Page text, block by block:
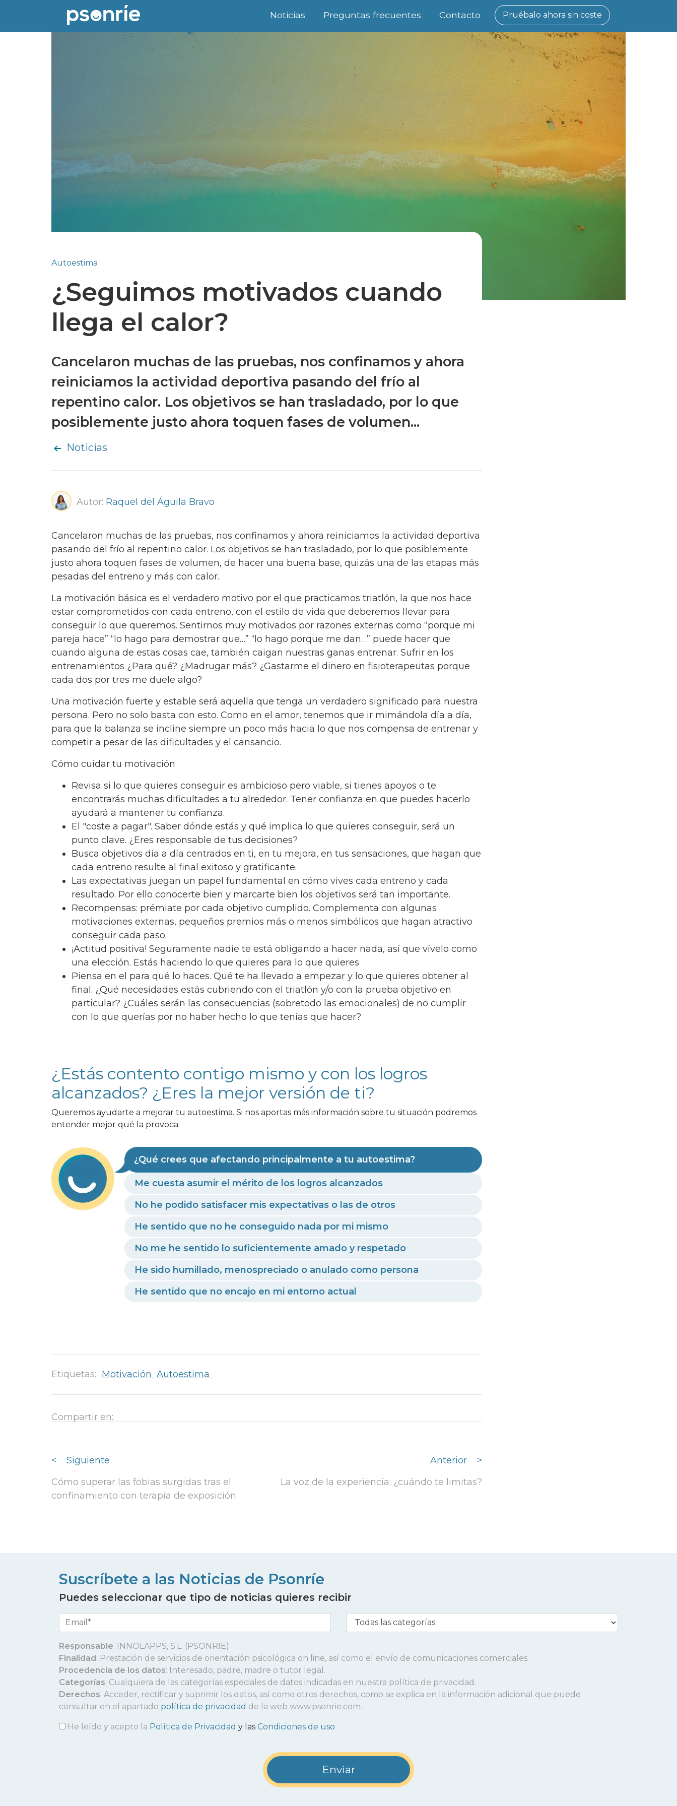
Noticias Preguntas frecuentes Contacto Pruébalo ahora sin coste
Autoestima
¿Seguimos motivados cuando
llega el calor?
Cancelaron muchas de las pruebas, nos confinamos y ahora
reiniciamos la actividad deportiva pasando del frío al
repentino calor. Los objetivos se han trasladado, por lo que
posiblemente justo ahora toquen fases de volumen...
Noticias
Autor: Raquel del Águila Bravo
Cancelaron muchas de las pruebas, nos confinamos y ahora reiniciamos la actividad deportiva
pasando del frío al repentino calor. Los objetivos se han trasladado, por lo que posiblemente
justo ahora toquen fases de volumen, de hacer una buena base, quizás una de las etapas más
pesadas del entreno y más con calor.
La motivación básica es el verdadero motivo por el que practicamos triatlón, la que nos hace
estar comprometidos con cada entreno, con el estilo de vida que deberemos llevar para
conseguir lo que queremos. Sentirnos muy motivados por razones externas como “porque mi
pareja hace” “lo hago para demostrar que…” “lo hago porque me dan…” puede hacer que
cuando alguna de estas cosas cae, también caigan nuestras ganas entrenar. Sufrir en los
entrenamientos ¿Para qué? ¿Madrugar más? ¿Gastarme el dinero en fisioterapeutas porque
cada dos por tres me duele algo?
Una motivación fuerte y estable será aquella que tenga un verdadero significado para nuestra
persona. Pero no solo basta con esto. Como en el amor, tenemos que ir mimándola día a día,
para que la balanza se incline siempre un poco más hacia lo que nos compensa de entrenar y
competir a pesar de las dificultades y el cansancio.
Cómo cuidar tu motivación
Revisa si lo que quieres conseguir es ambicioso pero viable, si tienes apoyos o te
encontrarás muchas dificultades a tu alrededor. Tener confianza en que puedes hacerlo
ayudará a mantener tu confianza.
El "coste a pagar". Saber dónde estás y qué implica lo que quieres conseguir, será un
punto clave. ¿Eres responsable de tus decisiones?
Busca objetivos día a día centrados en ti, en tu mejora, en tus sensaciones, que hagan que
cada entreno resulte al final exitoso y gratificante.
Las expectativas juegan un papel fundamental en cómo vives cada entreno y cada
resultado. Por ello conocerte bien y marcarte bien los objetivos será tan importante.
Recompensas: prémiate por cada objetivo cumplido. Complementa con algunas
motivaciones externas, pequeños premios más o menos simbólicos que hagan atractivo
conseguir cada paso.
¡Actitud positiva! Seguramente nadie te está obligando a hacer nada, así que vívelo como
una elección. Estás haciendo lo que quieres para lo que quieres
Piensa en el para qué lo haces. Qué te ha llevado a empezar y lo que quieres obtener al
final. ¿Qué necesidades estás cubriendo con el triatlón y/o con la prueba objetivo en
particular? ¿Cuáles serán las consecuencias (sobretodo las emocionales) de no cumplir
con lo que querías por no haber hecho lo que tenías que hacer?
¿Estás contento contigo mismo y con los logros
alcanzados? ¿Eres la mejor versión de ti?
Queremos ayudarte a mejorar tu autoestima. Si nos aportas más información sobre tu situación podremos
entender mejor qué la provoca:
¿Qué crees que afectando principalmente a tu autoestima?
Me cuesta asumir el mérito de los logros alcanzados
No he podido satisfacer mis expectativas o las de otros
He sentido que no he conseguido nada por mi mismo
No me he sentido lo suficientemente amado y respetado
He sido humillado, menospreciado o anulado como persona
He sentido que no encajo en mi entorno actual
Etiquetas: Motivación Autoestima
Compartir en:
<
Siguiente
Cómo superar las fobias surgidas tras el
confinamiento con terapia de exposición
Anterior
>
La voz de la experiencia: ¿cuándo te limitas?
Suscríbete a las Noticias de Psonríe
Puedes seleccionar que tipo de noticias quieres recibir
Responsable: INNOLAPPS, S.L. (PSONRIE)
Finalidad: Prestación de servicios de orientación psicológica on line, así como el envío de comunicaciones comerciales.
Procedencia de los datos: Interesado, padre, madre o tutor legal.
Categorías: Cualquiera de las categorías especiales de datos indicadas en nuestra política de privacidad.
Derechos: Acceder, rectificar y suprimir los datos, así como otros derechos, como se explica en la información adicional que puede
consultar en el apartado política de privacidad de la web www.psonrie.com.
He leído y acepto la Política de Privacidad y las Condiciones de uso